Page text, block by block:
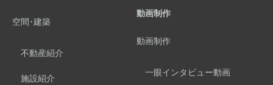
空間･建築
不動産紹介
施設紹介
動画制作
動画制作
一眼インタビュー動画